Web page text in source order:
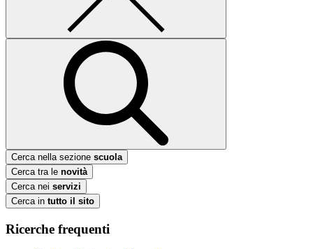
Cerca nella sezione scuola
Cerca tra le novità
Cerca nei servizi
Cerca in tutto il sito
Ricerche frequenti